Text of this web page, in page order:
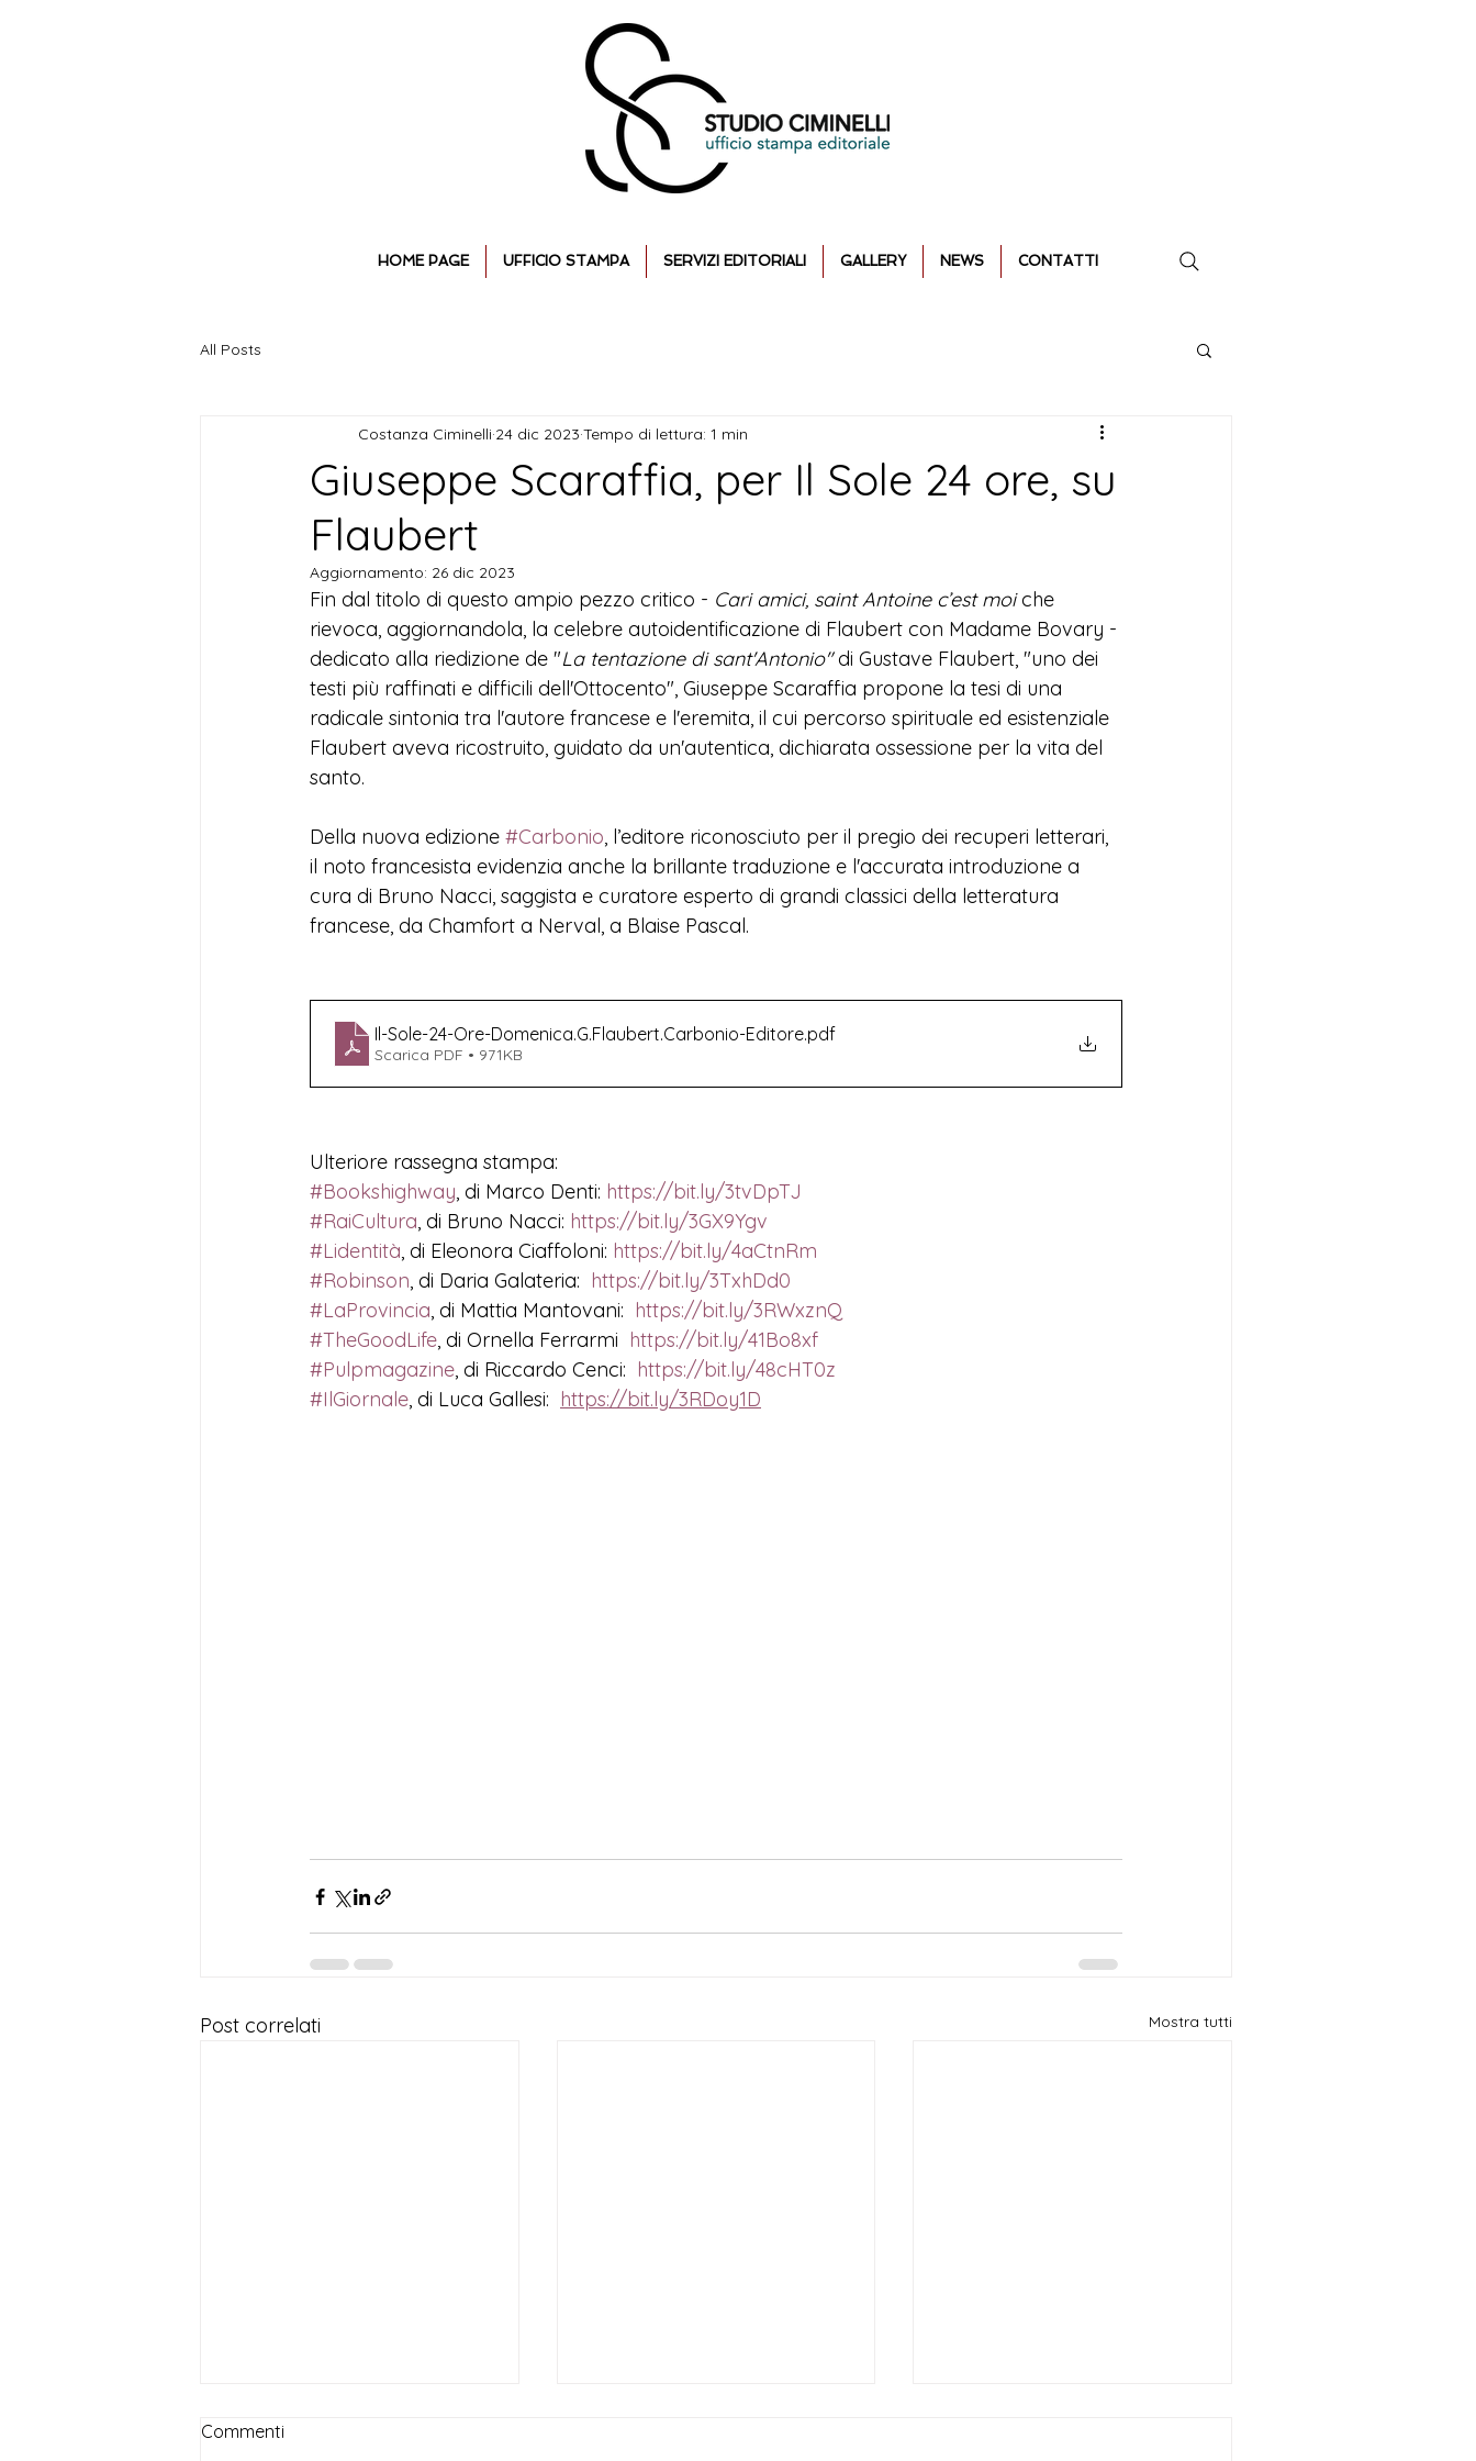
HOME PAGE UFFICIO STAMPA SERVIZI EDITORIALI GALLERY NEWS CONTATTI
All Posts
Giuseppe Scaraffia, per Il Sole 24 ore, su
Flaubert
Costanza Ciminelli 24 dic 2023 Tempo di lettura: 1 min
Aggiornamento: 26 dic 2023
Fin dal titolo di questo ampio pezzo critico - Cari amici, saint Antoine c’est moi che
rievoca, aggiornandola, la celebre autoidentificazione di Flaubert con Madame Bovary -
dedicato alla riedizione de "La tentazione di sant'Antonio" di Gustave Flaubert, "uno dei
testi più raffinati e difficili dell'Ottocento", Giuseppe Scaraffia propone la tesi di una
radicale sintonia tra l'autore francese e l'eremita, il cui percorso spirituale ed esistenziale
Flaubert aveva ricostruito, guidato da un'autentica, dichiarata ossessione per la vita del
santo.
Della nuova edizione #Carbonio, l’editore riconosciuto per il pregio dei recuperi letterari,
il noto francesista evidenzia anche la brillante traduzione e l'accurata introduzione a
cura di Bruno Nacci, saggista e curatore esperto di grandi classici della letteratura
francese, da Chamfort a Nerval, a Blaise Pascal.
Il-Sole-24-Ore-Domenica.G.Flaubert.Carbonio-Editore.pdf
Scarica PDF • 971KB
Ulteriore rassegna stampa:
#Bookshighway, di Marco Denti: https://bit.ly/3tvDpTJ
#RaiCultura, di Bruno Nacci: https://bit.ly/3GX9Ygv
#Lidentità, di Eleonora Ciaffoloni: https://bit.ly/4aCtnRm
#Robinson, di Daria Galateria: https://bit.ly/3TxhDd0
#LaProvincia, di Mattia Mantovani: https://bit.ly/3RWxznQ
#TheGoodLife, di Ornella Ferrarmi https://bit.ly/41Bo8xf
#Pulpmagazine, di Riccardo Cenci: https://bit.ly/48cHT0z
#IlGiornale, di Luca Gallesi: https://bit.ly/3RDoy1D
Post correlati Mostra tutti
Commenti